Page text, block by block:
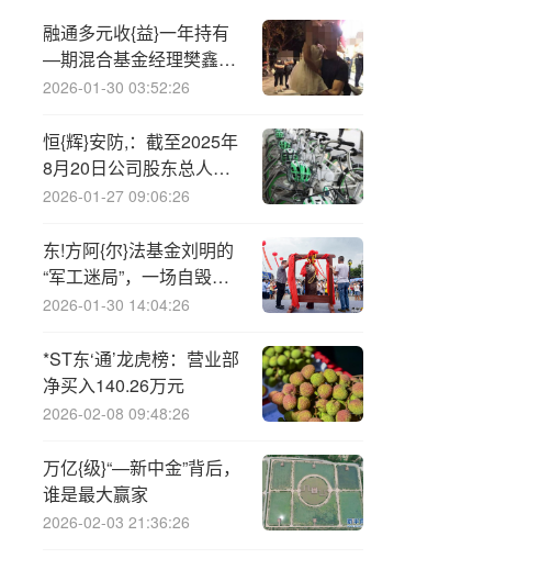
融通多元收{益}一年持有
—期混合基金经理樊鑫离
任
2026-01-30 03:52:26
恒{辉}安防,：截至2025年
8月20日公司股东总人数
15248户
2026-01-27 09:06:26
东!方阿{尔}法基金刘明的
“军工迷局”，一场自毁的
豪赌
2026-01-30 14:04:26
*ST东‘通’龙虎榜：营业部
净买入140.26万元
2026-02-08 09:48:26
万亿{级}“—新中金”背后，
谁是最大赢家
2026-02-03 21:36:26